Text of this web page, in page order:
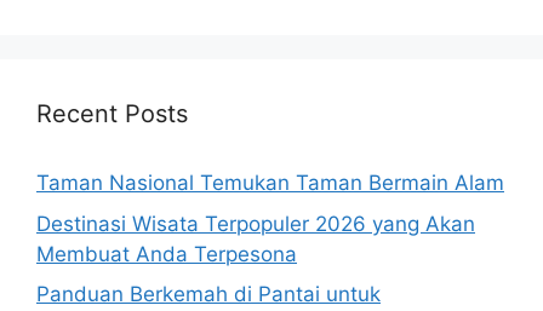
Recent Posts
Taman Nasional Temukan Taman Bermain Alam
Destinasi Wisata Terpopuler 2026 yang Akan
Membuat Anda Terpesona
Panduan Berkemah di Pantai untuk